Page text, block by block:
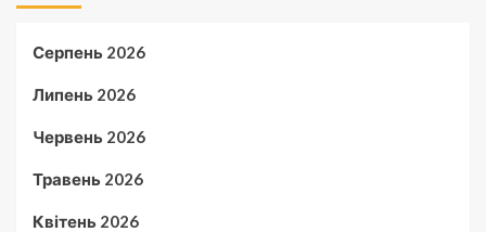
Серпень 2026
Липень 2026
Червень 2026
Травень 2026
Квітень 2026